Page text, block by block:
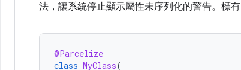
法，讓系統停止顯示屬性未序列化的警告。標有
@Parcelize
class MyClass(